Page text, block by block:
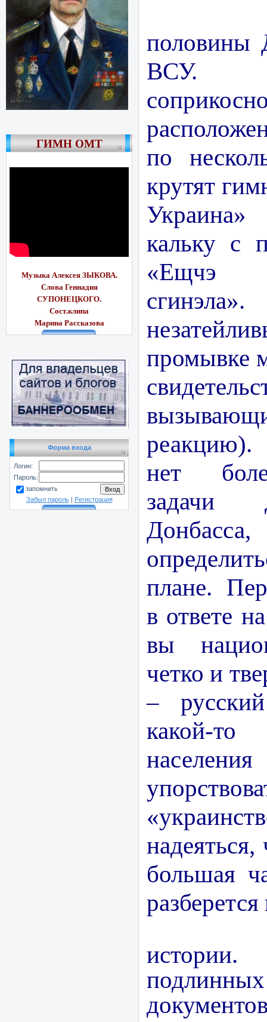
ГИМН ОМТ
Музыка Алексея ЗЫКОВА.
Слова Геннадия
СУПОНЕЦКОГО.
Сост.клипа
Марина Рассказова
Форма входа
Логин:
Пароль:
запомнить
Забыл пароль| Регистрация
половины
ВСУ.
по
крутят
кальку с
«Ещчэ
промывке
реакцию).
нет
задачи
плане.
в ответе
вы
четко и
–
какой-
большая